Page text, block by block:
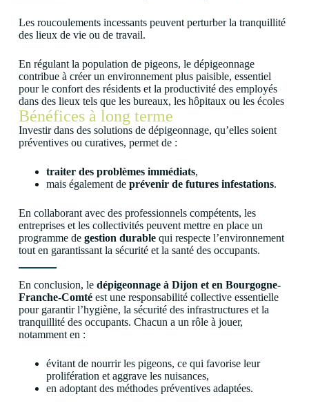
Les roucoulements incessants peuvent perturber la tranquillité
des lieux de vie ou de travail.
En régulant la population de pigeons, le dépigeonnage
contribue à créer un environnement plus paisible, essentiel
pour le confort des résidents et la productivité des employés
dans des lieux tels que les bureaux, les hôpitaux ou les écoles
Bénéfices à long terme
Investir dans des solutions de dépigeonnage, qu’elles soient
préventives ou curatives, permet de :
traiter des problèmes immédiats,
mais également de prévenir de futures infestations.
En collaborant avec des professionnels compétents, les
entreprises et les collectivités peuvent mettre en place un
programme degestion durablequi respecte l’environnement
tout en garantissant la sécurité et la santé des occupants.
En conclusion, le dépigeonnage à Dijon et en Bourgogne-
Franche-Comtéest une responsabilité collective essentielle
pour garantir l’hygiène, la sécurité des infrastructures et la
tranquillité des occupants. Chacun a un rôle à jouer,
notamment en :
évitant de nourrir les pigeons, ce qui favorise leur
prolifération et aggrave les nuisances,
en adoptant des méthodes préventives adaptées.